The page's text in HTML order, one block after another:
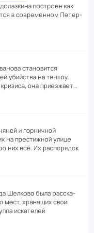
пост­роен как
в совре­менном Пете­р­
стано­вится
убийства на тв-шоу.
она приезжает…
и горни­чной
на прес­ти­жной улице
них всё. Их распо­рядок
Шелково была расска­
мест, хранящих свои
иска­телей